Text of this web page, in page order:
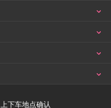
上下车地点确认